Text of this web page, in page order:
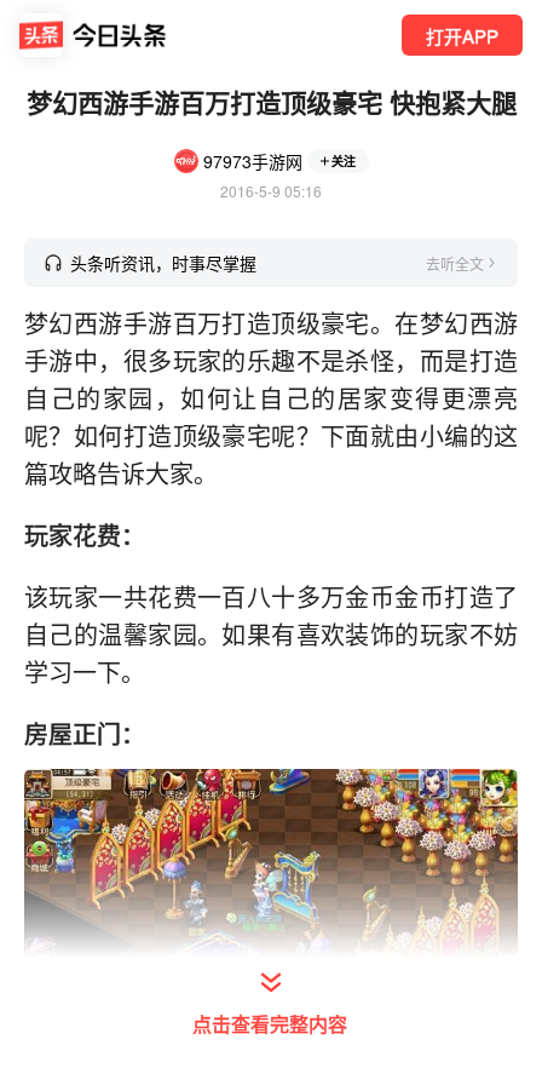
打开APP
梦幻西游手游百万打造顶级豪宅 快抱紧大腿
97973手游网 关注
2016-5-9 05:16
头条听资讯，时事尽掌握 去听全文
梦幻西游手游百万打造顶级豪宅。在梦幻西游
手游中，很多玩家的乐趣不是杀怪，而是打造
自己的家园，如何让自己的居家变得更漂亮
呢？如何打造顶级豪宅呢？下面就由小编的这
篇攻略告诉大家。
玩家花费：
该玩家一共花费一百八十多万金币金币打造了
自己的温馨家园。如果有喜欢装饰的玩家不妨
学习一下。
房屋正门：
点击查看完整内容